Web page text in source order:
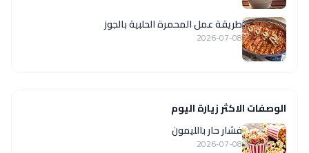
طريقة عمل المحمرة الحلبية بالجوز
2026-07-08
الوصفات الاكثر زيارة اليوم
فشار حار بالليمون
2026-07-08